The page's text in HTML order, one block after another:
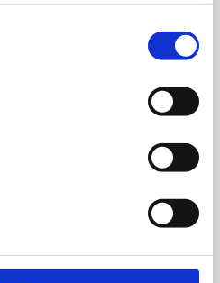
hvis du har
av innholdet på
din, så X kan kontakte